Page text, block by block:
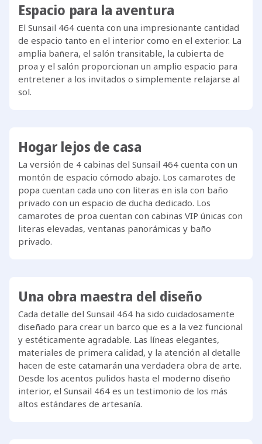
Espacio para la aventura
El Sunsail 464 cuenta con una impresionante cantidad
de espacio tanto en el interior como en el exterior. La
amplia bañera, el salón transitable, la cubierta de
proa y el salón proporcionan un amplio espacio para
entretener a los invitados o simplemente relajarse al
sol.
Hogar lejos de casa
La versión de 4 cabinas del Sunsail 464 cuenta con un
montón de espacio cómodo abajo. Los camarotes de
popa cuentan cada uno con literas en isla con baño
privado con un espacio de ducha dedicado. Los
camarotes de proa cuentan con cabinas VIP únicas con
literas elevadas, ventanas panorámicas y baño
privado.
Una obra maestra del diseño
Cada detalle del Sunsail 464 ha sido cuidadosamente
diseñado para crear un barco que es a la vez funcional
y estéticamente agradable. Las líneas elegantes,
materiales de primera calidad, y la atención al detalle
hacen de este catamarán una verdadera obra de arte.
Desde los acentos pulidos hasta el moderno diseño
interior, el Sunsail 464 es un testimonio de los más
altos estándares de artesanía.